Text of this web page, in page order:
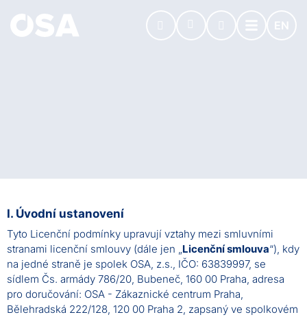
EN
I. Úvodní ustanovení
Tyto Licenční podmínky upravují vztahy mezi smluvními
stranami licenční smlouvy (dále jen „Licenční smlouva“), kdy
na jedné straně je spolek OSA, z.s., IČO: 63839997, se
sídlem Čs. armády 786/20, Bubeneč, 160 00 Praha, adresa
pro doručování: OSA - Zákaznické centrum Praha,
Bělehradská 222/128, 120 00 Praha 2, zapsaný ve spolkovém